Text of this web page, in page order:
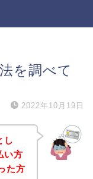
を調べて
2022年10月19日
し
い方
た方